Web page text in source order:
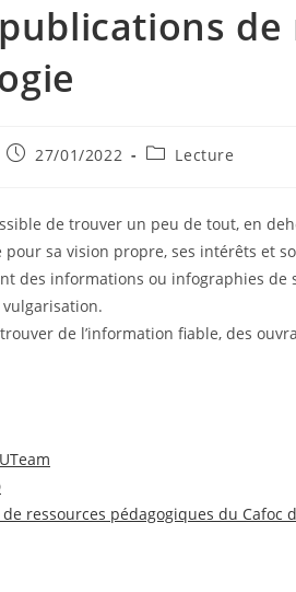
de
Publication
27/01/2022
PostLecture
de trouver un peu de tout, en
sa vision propre, ses intérêts et
des informations ou infographies
vulgarisation.
de l’information fiable, des
ressources pédagogiques du Cafoc